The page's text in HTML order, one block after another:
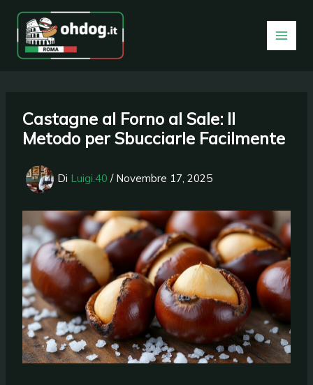
contenuto
Castagne al Forno al Sale: Il
Metodo per Sbucciarle Facilmente
Di Luigi.40/ Novembre 17, 2025